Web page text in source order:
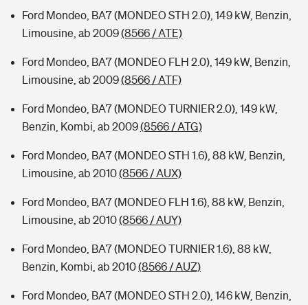
Ford Mondeo, BA7 (MONDEO STH 2.0), 149 kW, Benzin,
Limousine, ab 2009(8566 / ATE)
Ford Mondeo, BA7 (MONDEO FLH 2.0), 149 kW, Benzin,
Limousine, ab 2009(8566 / ATF)
Ford Mondeo, BA7 (MONDEO TURNIER 2.0), 149 kW,
Benzin, Kombi, ab 2009(8566 / ATG)
Ford Mondeo, BA7 (MONDEO STH 1.6), 88 kW, Benzin,
Limousine, ab 2010(8566 / AUX)
Ford Mondeo, BA7 (MONDEO FLH 1.6), 88 kW, Benzin,
Limousine, ab 2010(8566 / AUY)
Ford Mondeo, BA7 (MONDEO TURNIER 1.6), 88 kW,
Benzin, Kombi, ab 2010(8566 / AUZ)
Ford Mondeo, BA7 (MONDEO STH 2.0), 146 kW, Benzin,